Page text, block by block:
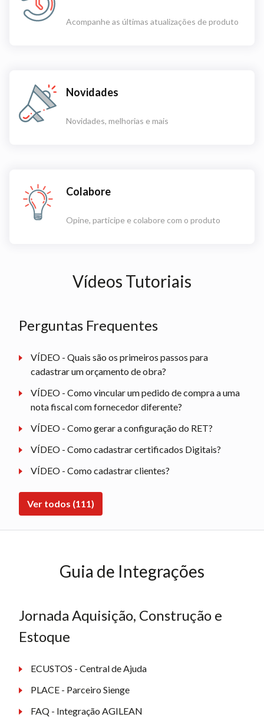
Acompanhe as últimas atualizações de produto
Novidades
Novidades, melhorias e mais
Colabore
Opine, participe e colabore com o produto
Vídeos Tutoriais
Perguntas Frequentes
VÍDEO - Quais são os primeiros passos para
cadastrar um orçamento de obra?
VÍDEO - Como vincular um pedido de compra a uma
nota fiscal com fornecedor diferente?
VÍDEO - Como gerar a configuração do RET?
VÍDEO - Como cadastrar certificados Digitais?
VÍDEO - Como cadastrar clientes?
Ver todos (111)
Guia de Integrações
Jornada Aquisição, Construção e
Estoque
ECUSTOS - Central de Ajuda
PLACE - Parceiro Sienge
FAQ - Integração AGILEAN